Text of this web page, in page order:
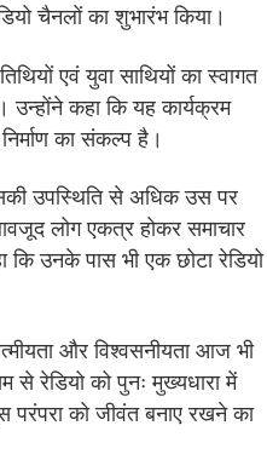
चैनलों का शुभारंभ किया।
एवं युवा साथियों का स्वागत
कहा कि यह कार्यक्रम
का संकल्प है।
उपस्थिति से अधिक उस पर
लोग एकत्र होकर समाचार
उनके पास भी एक छोटा रेडियो
और विश्वसनीयता आज भी
से रेडियो को पुनः मुख्यधारा में
परंपरा को जीवंत बनाए रखने का